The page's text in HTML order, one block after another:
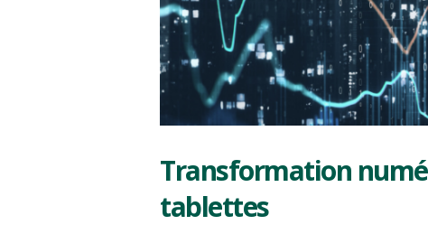
Transformation
tablettes